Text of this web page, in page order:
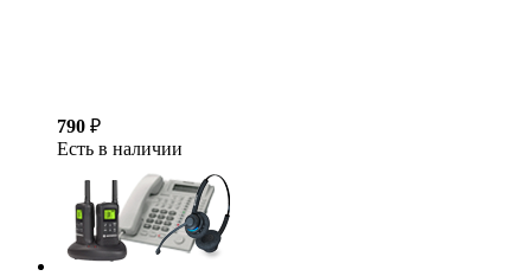
790 ₽
Есть в наличии